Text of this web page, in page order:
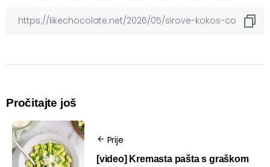
Pročitajte još
Prije
[video] Kremasta pašta s graškom